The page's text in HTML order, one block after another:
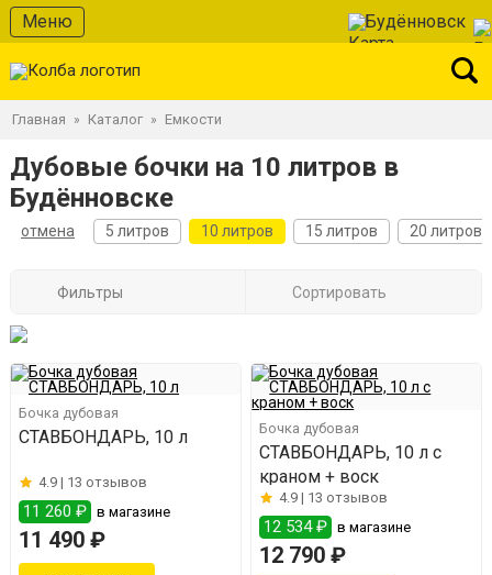
Меню Будённовск
Главная » Каталог » Емкости
Дубовые бочки на 10 литров в
Будённовске
отмена 5 литров 10 литров 15 литров 20 литров
Фильтры Сортировать
Бочка дубовая
СТАВБОНДАРЬ, 10 л
4.9 | 13 отзывов
11 260 ₽ в магазине
11 490 ₽
Бочка дубовая
СТАВБОНДАРЬ, 10 л с
краном + воск
4.9 | 13 отзывов
12 534 ₽ в магазине
12 790 ₽